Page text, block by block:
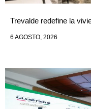
Trevalde redefine la
6 AGOSTO, 2026